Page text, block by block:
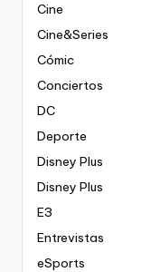
Cine
Cine&Series
Cómic
Conciertos
DC
Deporte
Disney Plus
Disney Plus
E3
Entrevistas
eSports